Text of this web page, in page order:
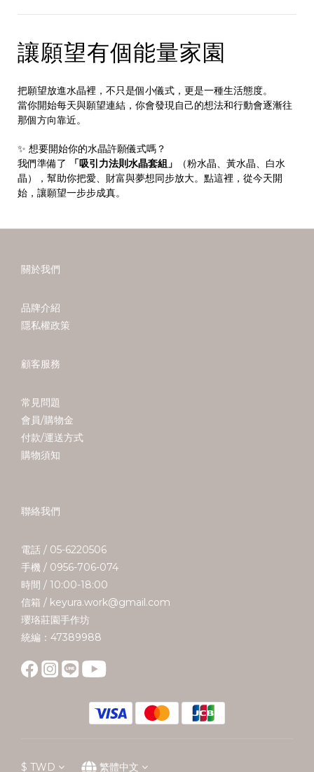
讓願望有個能量家園
把願望放進水晶裡，不只是個小儀式，更是一種生活態度。
當你開始每天與願望連結，你會發現自己的想法和行動會逐漸往
那個方向靠近。
✨ 想要開始你的水晶許願儀式嗎？
我們準備了
「吸引力法則水晶套組」
（粉水晶、黃水晶、白水
晶），幫助你把愛、財富與夢想同步放大。點這裡，從今天開
始，讓願望一步步成真。
關於我們
品牌介紹
隱私權政策
顧客服務
常見問題
會員/購物金
付款/運送方式
購物須知
聯絡我們
電話 / 05-6220506
手機 / 0956-706-074
時間 / 10:00-18:00
信箱 / keyura.work@gmail.com
瓔珞莊園手作坊
統編：47389988
$ TWD 繁體中文